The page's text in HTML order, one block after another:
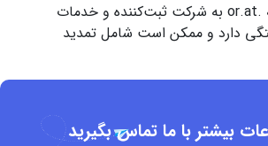
هزینه ثبت دامنه .or.at به شرکت ثبت‌کننده و خدمات
دارد و ممکن است شامل تمدید
بیشتر با ما تماس بگیرید